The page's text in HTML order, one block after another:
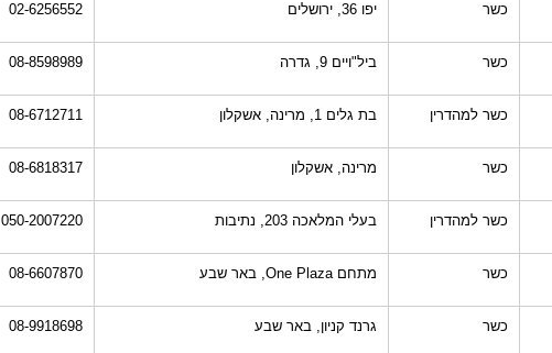
כשר יפו 36, ירושלים 02-6256552
כשר ביל"ויים 9, גדרה 08-8598989
כשר למהדרין בת גלים 1, מרינה, אשקלון 08-6712711
כשר מרינה, אשקלון 08-6818317
כשר למהדרין בעלי המלאכה 203, נתיבות 050-2007220
כשר מתחם One Plaza, באר שבע 08-6607870
כשר גרנד קניון, באר שבע 08-9918698